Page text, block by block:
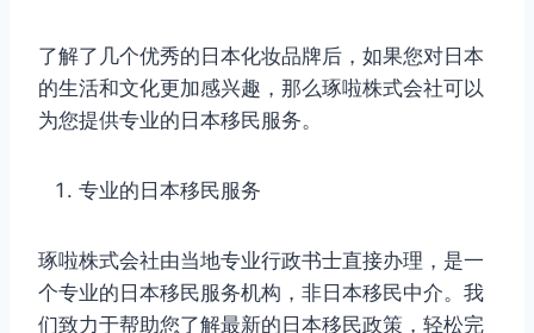
了解了几个优秀的日本化妆品牌后，如果您对日本
的生活和文化更加感兴趣，那么琢啦株式会社可以
为您提供专业的日本移民服务。
专业的日本移民服务
琢啦株式会社由当地专业行政书士直接办理，是一
个专业的日本移民服务机构，非日本移民中介。我
们致力于帮助您了解最新的日本移民政策，轻松完